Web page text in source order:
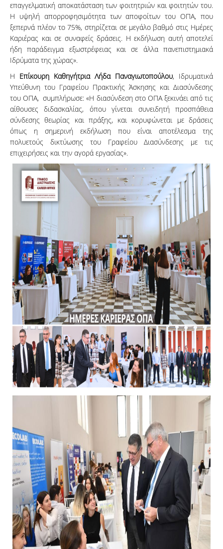
επαγγελματική αποκατάσταση των φοιτητριών και φοιτητών του.
Η υψηλή απορροφησιμότητα των αποφοίτων του ΟΠΑ, που
ξεπερνά πλέον το 75%, στηρίζεται σε μεγάλο βαθμό στις Ημέρες
Καριέρας και σε συναφείς δράσεις. Η εκδήλωση αυτή αποτελεί
ήδη παράδειγμα εξωστρέφειας και σε άλλα πανεπιστημιακά
Ιδρύματα της χώρας».
Η Επίκουρη Καθηγήτρια Λήδα Παναγιωτοπούλου, Ιδρυματικά
Υπεύθυνη του Γραφείου Πρακτικής Άσκησης και Διασύνδεσης
του ΟΠΑ, συμπλήρωσε: «Η διασύνδεση στο ΟΠΑ ξεκινάει από τις
αίθουσες διδασκαλίας, όπου γίνεται συνειδητή προσπάθεια
σύνδεσης θεωρίας και πράξης, και κορυφώνεται με δράσεις
όπως η σημερινή εκδήλωση που είναι αποτέλεσμα της
πολυετούς δικτύωσης του Γραφείου Διασύνδεσης με τις
επιχειρήσεις και την αγορά εργασίας».